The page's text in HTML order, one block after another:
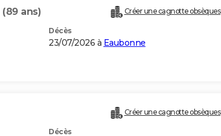
(89 ans) Créer une cagnotte obsèques
Décès
23/07/2026 à Eaubonne
Créer une cagnotte obsèques
Décès